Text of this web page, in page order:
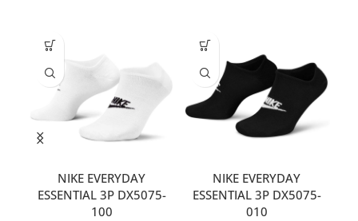
NIKE EVERYDAY
ESSENTIAL 3P DX5075-
100
NIKE EVERYDAY
ESSENTIAL 3P DX5075-
010